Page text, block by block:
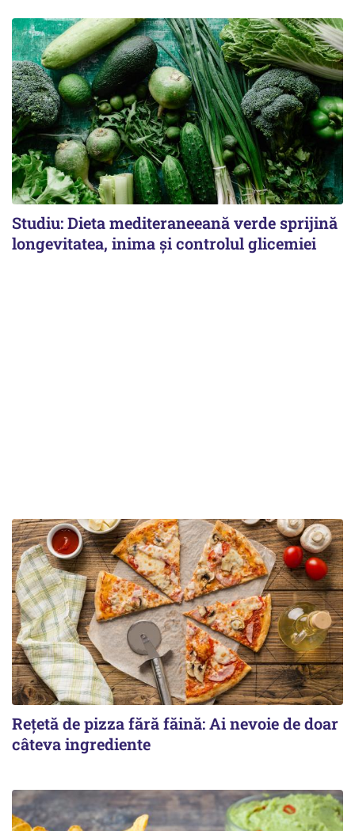
Studiu: Dieta mediteraneeană verde sprijină
longevitatea, inima și controlul glicemiei
Rețetă de pizza fără făină: Ai nevoie de doar
câteva ingrediente